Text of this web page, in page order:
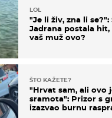
LOL
"Je li živ, zna li se?":
Jadrana postala hit,
vaš muž ovo?
ŠTO KAŽETE?
"Hrvat sam, ali ovo
sramota": Prizor s
izazvao burnu